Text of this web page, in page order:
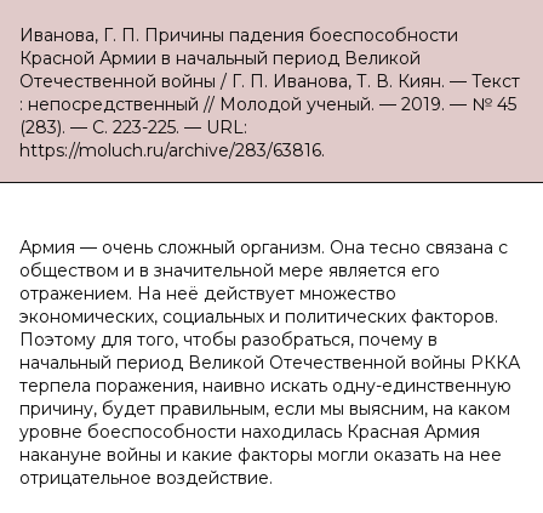
Иванова, Г. П. Причины падения боеспособности
Красной Армии в начальный период Великой
Отечественной войны / Г. П. Иванова, Т. В. Киян. — Текст
: непосредственный // Молодой ученый. — 2019. — № 45
(283). — С. 223-225. — URL:
https://moluch.ru/archive/283/63816.
Армия — очень сложный организм. Она тесно связана с
обществом и в значительной мере является его
отражением. На неё действует множество
экономических, социальных и политических факторов.
Поэтому для того, чтобы разобраться, почему в
начальный период Великой Отечественной войны РККА
терпела поражения, наивно искать одну-единственную
причину, будет правильным, если мы выясним, на каком
уровне боеспособности находилась Красная Армия
накануне войны и какие факторы могли оказать на нее
отрицательное воздействие.